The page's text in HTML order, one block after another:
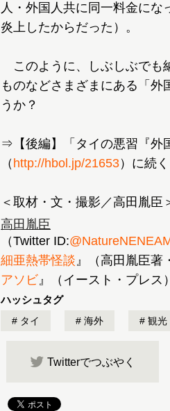
人・外国人共に同一料金に
炎上したからだった）。
このように、しぶしぶでも
ものなどさまざまにある「
うか？
⇒【後編】「タイの悪習『外
（ http://hbol.jp/21653）に続く
＜取材・文・撮影／高田胤臣
高田胤臣
（Twitter ID:
細亜熱帯怪談』（高田胤臣著
アソビ』（イースト・プレス
ハッシュタグ
タイ 海外 観光
Twitterでつぶやく